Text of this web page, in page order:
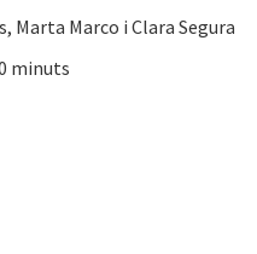
Marta Marco i Clara Segura
minuts